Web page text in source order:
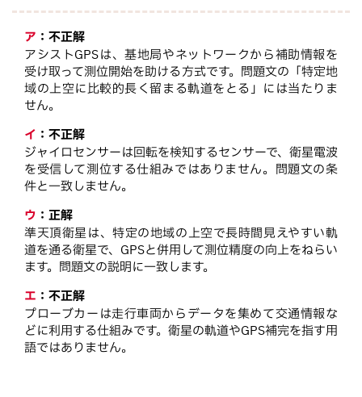
ア ： 不正解
アシストGPSは、基地局やネットワークから補助情報を
受け取って測位開始を助ける方式です。問題文の「特定地
域の上空に比較的長く留まる軌道をとる」には当たりま
せん。
イ ： 不正解
ジャイロセンサーは回転を検知するセンサーで、衛星電波
を受信して測位する仕組みではありません。問題文の条
件と一致しません。
ウ ： 正解
準天頂衛星は、特定の地域の上空で長時間見えやすい軌
道を通る衛星で、GPSと併用して測位精度の向上をねらい
ます。問題文の説明に一致します。
エ ： 不正解
プローブカーは走行車両からデータを集めて交通情報な
どに利用する仕組みです。衛星の軌道やGPS補完を指す用
語ではありません。